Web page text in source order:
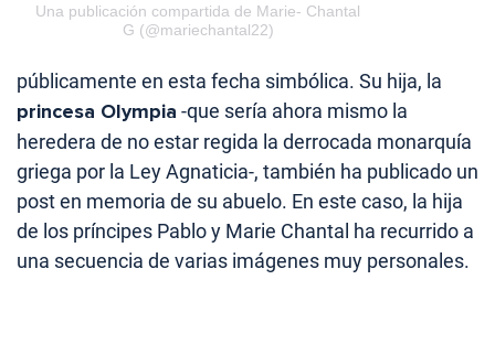
Una publicación compartida de Marie- Chantal
G (@mariechantal22)
públicamente en esta fecha simbólica. Su hija, la
princesa Olympia -que sería ahora mismo la
heredera de no estar regida la derrocada monarquía
griega por la Ley Agnaticia-, también ha publicado un
post en memoria de su abuelo. En este caso, la hija
de los príncipes Pablo y Marie Chantal ha recurrido a
una secuencia de varias imágenes muy personales.